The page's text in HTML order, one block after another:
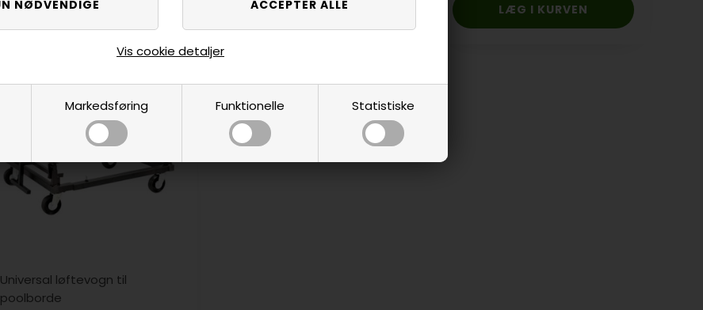
Markedsføring Funktionelle Statistiske
Vis cookie detaljer
VÆLG VARIANT VÆLG VARIANT
Universal løftevogn til
poolborde